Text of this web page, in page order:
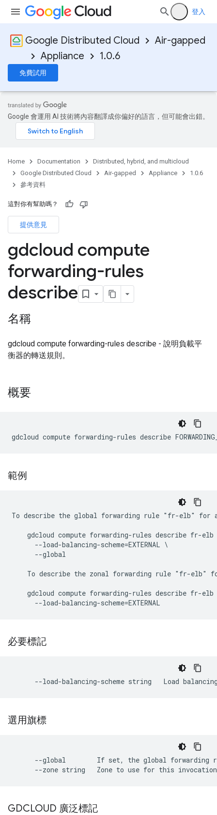
登入
Google Distributed Cloud
Air-gapped
Appliance
1.0.6
免費試用
Google 會運用 AI 技術將內容翻譯成你偏好的語言，但可能會出錯。
Home Documentation
Distributed, hybrid, and multicloud
Google Distributed Cloud
Air-gapped Appliance
1.0.6
參考資料
這對你有幫助嗎？
提供意見
gdcloud compute
forwarding-rules
describe
名稱
gdcloud compute forwarding-rules describe - 說明負載平
衡器的轉送規則。
概要
範例
To describe the global forwarding rule "fr-elb" for
gdcloud compute forwarding-rules describe fr-elb
      --load-balancing-scheme=EXTERNAL \
      --global
To describe the zonal forwarding rule "fr-elb"
gdcloud compute forwarding-rules describe fr-elb
必要標記
選用旗標
--global        If set, the global forwarding
GDCLOUD 廣泛標記